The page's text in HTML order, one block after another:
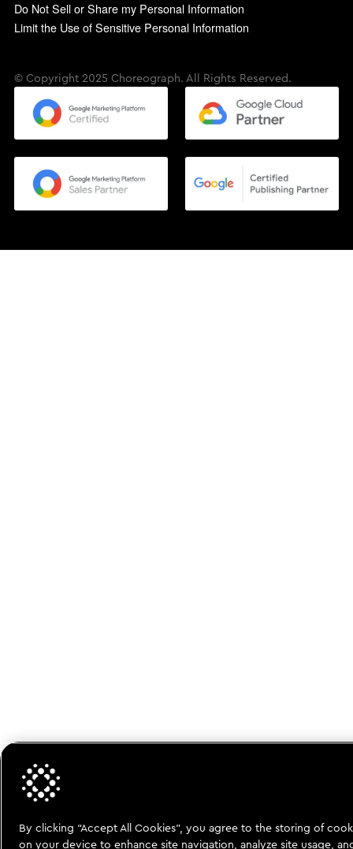
Do Not Sell or Share my Personal Information
Limit the Use of Sensitive Personal Information
© Copyright 2025 Choreograph. All Rights Reserved.
By clicking “Accept All Cookies”, you agree to the storing of
on your device to enhance site navigation, analyze site usage,